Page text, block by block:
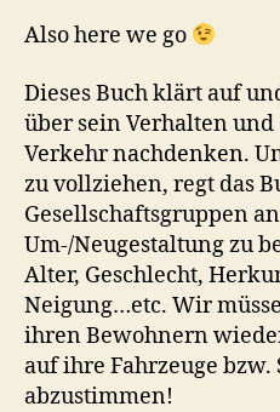
Also here we go
Dieses Buch klärt auf
über sein Verhalten
Verkehr nachdenken.
zu vollziehen, regt das
Gesellschaftsgruppen
Um-/Neugestaltung zu
Alter, Geschlecht,
Neigung…etc. Wir
ihren Bewohnern
auf ihre Fahrzeuge bzw.
abzustimmen!